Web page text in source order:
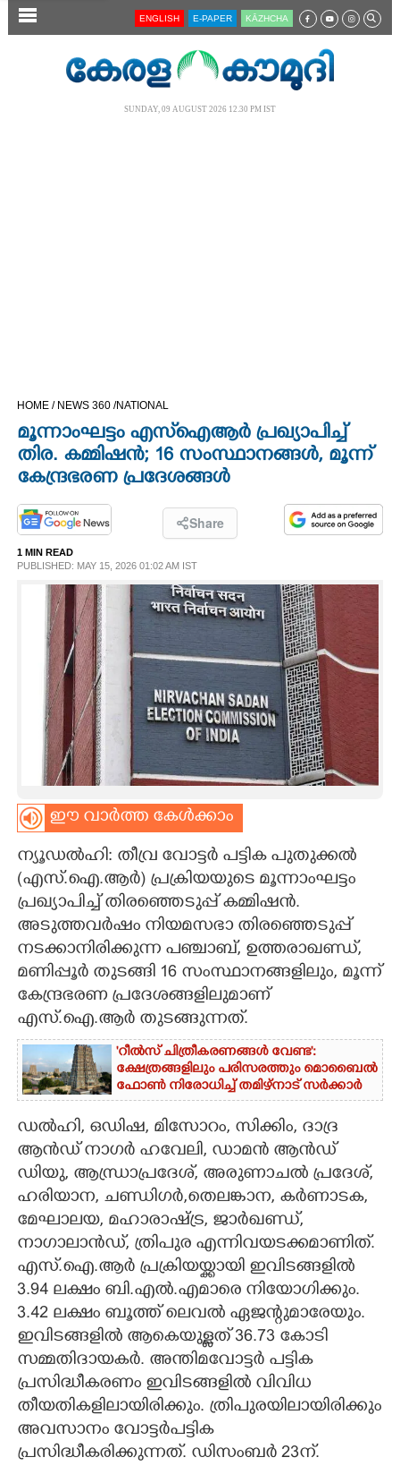
SECTIONS
OPINION
PHOTOS
LIFESTYLE
SPIRITUAL
INFO+
ART
ASTRO
CARTOONS
LITERATURE
ZOOM
CONTACT US
ENGLISH E-PAPER KĀZHCHA
SUNDAY, 09 AUGUST 2026 12.30 PM IST
HOME / NEWS 360 /NATIONAL
മൂന്നാംഘട്ടം എസ്ഐആർ പ്രഖ്യാപിച്ച്
തിര. കമ്മിഷൻ; 16 സംസ്ഥാനങ്ങൾ, മൂന്ന്
കേന്ദ്രഭരണ പ്രദേശങ്ങൾ
Share
1 MIN READ
PUBLISHED: MAY 15, 2026 01:02 AM IST
ഈ വാർത്ത കേൾക്കാം
ന്യൂഡൽഹി: തീവ്ര വോട്ടർ പട്ടിക പുതുക്കൽ
(എസ്.ഐ.ആർ) പ്രക്രിയയുടെ മൂന്നാംഘട്ടം
പ്രഖ്യാപിച്ച് തിരഞ്ഞെടുപ്പ് കമ്മിഷൻ.
അടുത്തവ‌ർഷം നിയമസഭാ തിരഞ്ഞെടുപ്പ്
നടക്കാനിരിക്കുന്ന പഞ്ചാബ്, ഉത്തരാഖണ്ഡ്,
മണിപ്പൂർ തുടങ്ങി 16 സംസ്ഥാനങ്ങളിലും, മൂന്ന്
കേന്ദ്രഭരണ പ്രദേശങ്ങളിലുമാണ്
എസ്.ഐ.ആർ തുടങ്ങുന്നത്.
'റീൽസ് ചിത്രീകരണങ്ങൾ വേണ്ട':
ക്ഷേത്രങ്ങളിലും പരിസരത്തും മൊബൈൽ
ഫോൺ നിരോധിച്ച് തമിഴ്നാട് സർക്കാർ
ഡൽഹി, ഒഡിഷ, മിസോറം,​ സിക്കിം,​ ദാദ്ര
ആൻഡ് നാഗ‌ർ ഹവേലി,​ ഡാമൻ ആൻഡ്
ഡിയു,​ ആന്ധ്രാപ്രദേശ്,​ അരുണാചൽ പ്രദേശ്,​
ഹരിയാന,​ ചണ്ഡിഗർ,​തെലങ്കാന, കർണാടക,
മേഘാലയ, മഹാരാഷ്ട്ര, ജാർഖണ്ഡ്,
നാഗാലാൻഡ്, ത്രിപുര എന്നിവയടക്കമാണിത്.
എസ്.ഐ.ആർ പ്രക്രിയയ്ക്കായി ഇവിടങ്ങളിൽ
3.94 ലക്ഷം ബി.എൽ.എമാരെ നിയോഗിക്കും.
3.42 ലക്ഷം ബൂത്ത് ലെവൽ ഏജന്റുമാരേയും.
ഇവിടങ്ങളിൽ ആകെയുള്ളത് 36.73 കോടി
സമ്മതിദായകർ. അന്തിമവോട്ടർ പട്ടിക
പ്രസിദ്ധീകരണം ഇവിടങ്ങളിൽ വിവിധ
തീയതികളിലായിരിക്കും. ത്രിപുരയിലായിരിക്കും
അവസാനം വോട്ടർപട്ടിക
പ്രസിദ്ധീകരിക്കുന്നത്. ഡിസംബർ 23ന്.